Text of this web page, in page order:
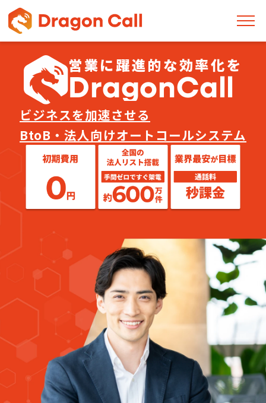
営業に躍進的な効率化を
DragonCall
ビジネスを加速させる
BtoB・法人向けオートコールシステム